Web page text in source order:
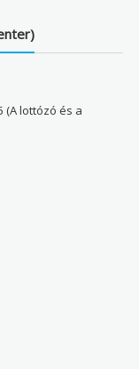
(A lottózó és a